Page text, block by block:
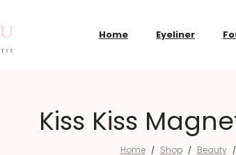
Home Eyeliner
Kiss Kiss
Home / Shop / Beauty /